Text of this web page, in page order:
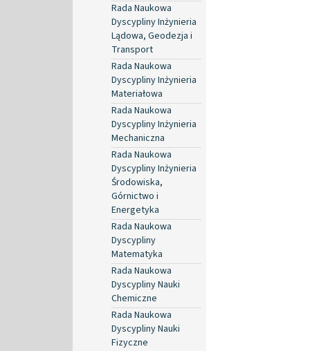
Rada Naukowa
Dyscypliny Inżynieria
Lądowa, Geodezja i
Transport
Rada Naukowa
Dyscypliny Inżynieria
Materiałowa
Rada Naukowa
Dyscypliny Inżynieria
Mechaniczna
Rada Naukowa
Dyscypliny Inżynieria
Środowiska,
Górnictwo i
Energetyka
Rada Naukowa
Dyscypliny
Matematyka
Rada Naukowa
Dyscypliny Nauki
Chemiczne
Rada Naukowa
Dyscypliny Nauki
Fizyczne